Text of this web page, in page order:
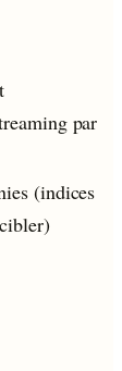
par
(indices